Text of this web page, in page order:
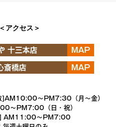
アクセス＞
十三本店 MAP
橋店 MAP
]AM10:00～PM7:30（月～金）
～PM7:00（日・祝）
] AM11:00～PM7:00